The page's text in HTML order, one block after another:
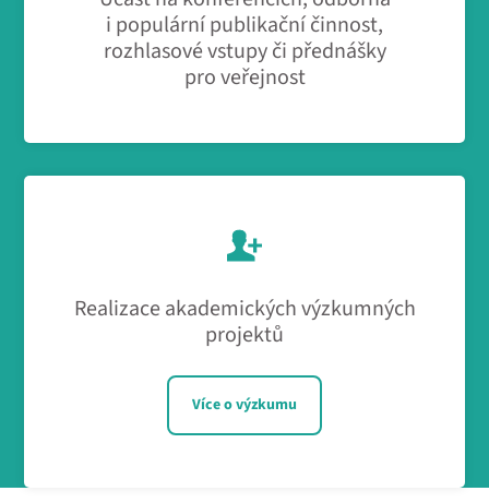
i populární publikační činnost,
rozhlasové vstupy či přednášky
pro veřejnost
Realizace akademických výzkumných
projektů
Více o výzkumu